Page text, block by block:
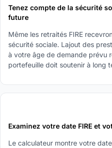
Tenez compte de la sécurité
future
Même les retraités FIRE
sécurité sociale. Lajout des
à votre âge de demande prévu
portefeuille doit soutenir à long
Examinez votre date FIRE et
Le calculateur montre votre